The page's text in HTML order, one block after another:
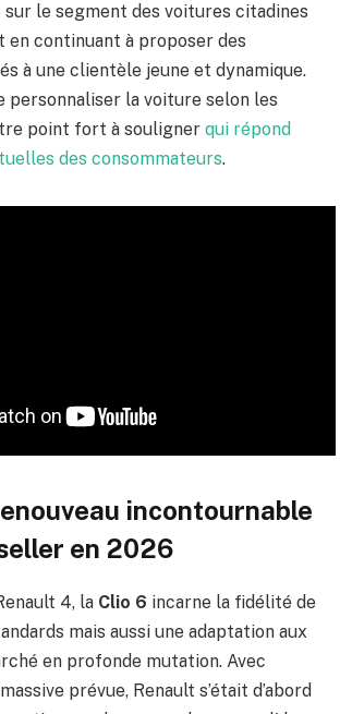
le segment des voitures citadines
continuant à proposer des
à une clientèle jeune et dynamique.
personnaliser la voiture selon les
point fort à souligner qui répond
des consommateurs.
incontournable
en 2026
4, la Clio 6 incarne la fidélité de
mais aussi une adaptation aux
en profonde mutation. Avec
prévue, Renault s’était d’abord